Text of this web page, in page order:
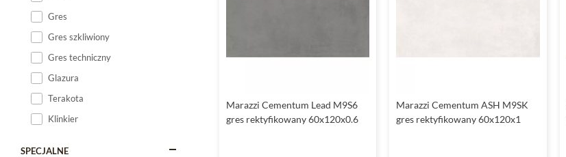
Gres
Gres szkliwiony
Gres techniczny
Glazura
Terakota
Klinkier
SPECJALNE
Marazzi Cementum Lead M9S6
gres rektyfikowany 60x120x0.6
Marazzi Cementum ASH M9SK
gres rektyfikowany 60x120x1